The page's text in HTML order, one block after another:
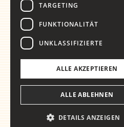
TARGETING
FUNKTIONALITÄT
UNKLASSIFIZIERTE
ALLE AKZEPTIEREN
ALLE ABLEHNEN
DETAILS ANZEIGEN